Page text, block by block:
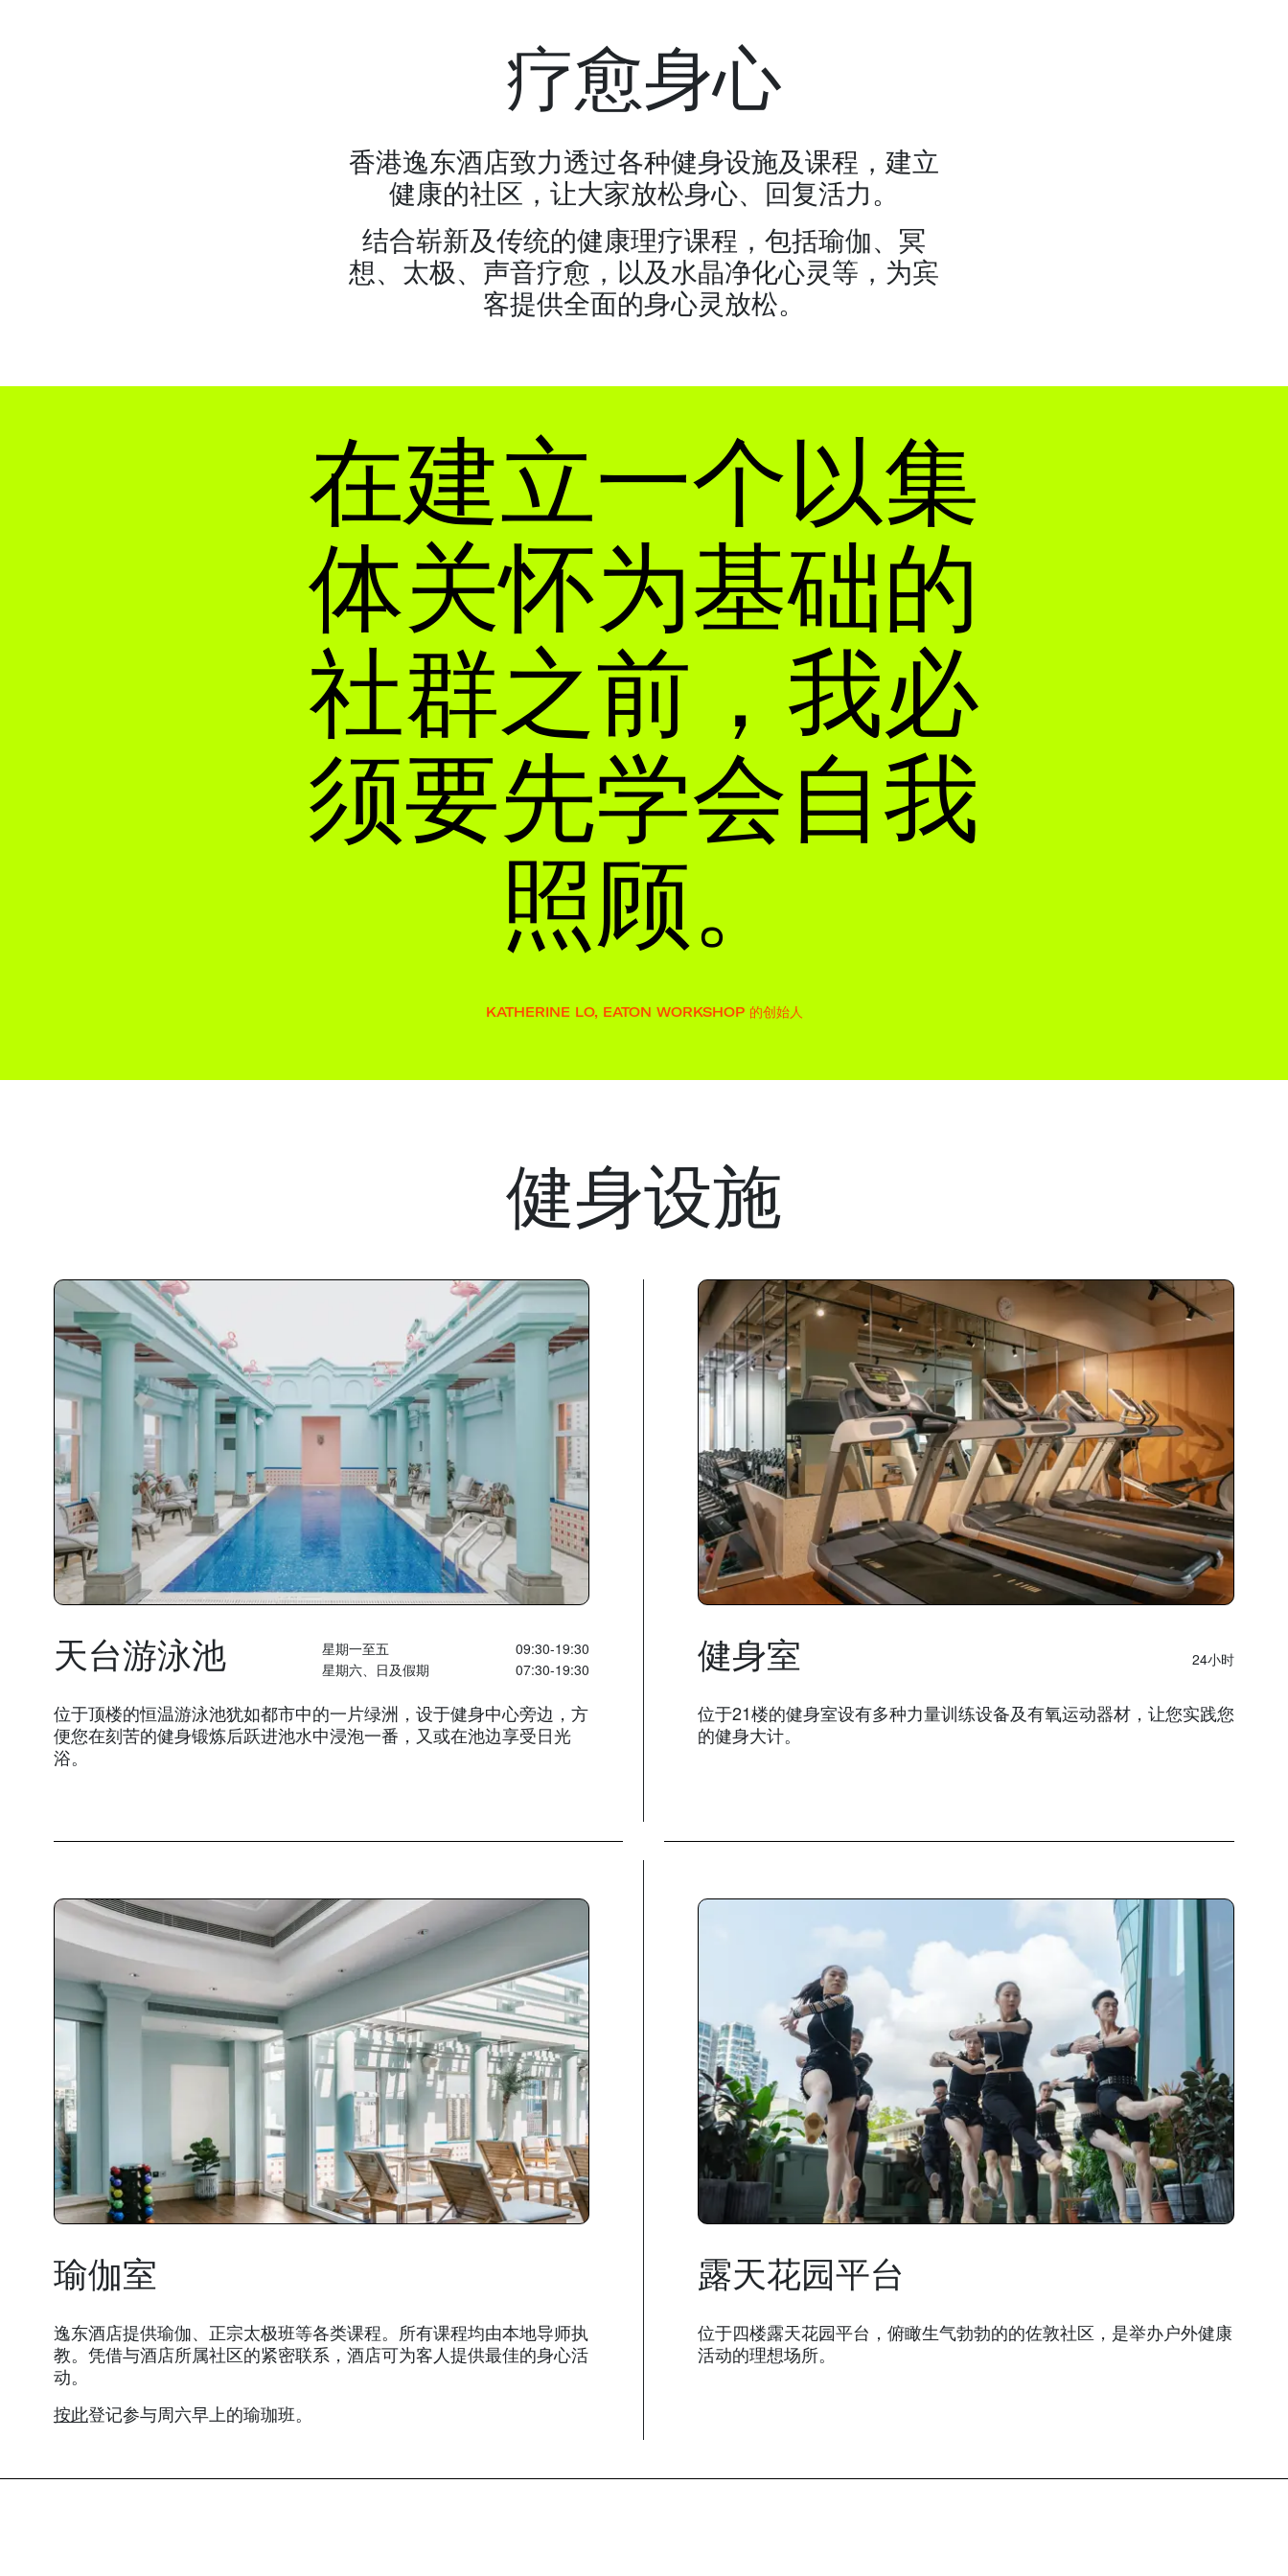
疗愈身心
香港逸东酒店致力透过各种健身设施及课程，建立
健康的社区，让大家放松身心、回复活力。
结合崭新及传统的健康理疗课程，包括瑜伽、冥
想、太极、声音疗愈，以及水晶净化心灵等，为宾
客提供全面的身心灵放松。
在建立一个以集
体关怀为基础的
社群之前，我必
须要先学会自我
照顾。
KATHERINE LO, EATON WORKSHOP 的创始人
健身设施
天台游泳池 星期一至五
09:30-19:30
星期六、日及假期
07:30-19:30
位于顶楼的恒温游泳池犹如都市中的一片绿洲，设于健身中心旁边，方
便您在刻苦的健身锻炼后跃进池水中浸泡一番，又或在池边享受日光
浴。
健身室 24小时
位于21楼的健身室设有多种力量训练设备及有氧运动器材，让您实践您
的健身大计。
瑜伽室
逸东酒店提供瑜伽、正宗太极班等各类课程。所有课程均由本地导师执
教。凭借与酒店所属社区的紧密联系，酒店可为客人提供最佳的身心活
动。
按此登记参与周六早上的瑜珈班。
露天花园平台
位于四楼露天花园平台，俯瞰生气勃勃的的佐敦社区，是举办户外健康
活动的理想场所。